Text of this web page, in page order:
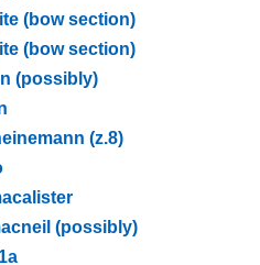
(bow section)
(bow section)
(possibly)
(z.8)
(possibly)